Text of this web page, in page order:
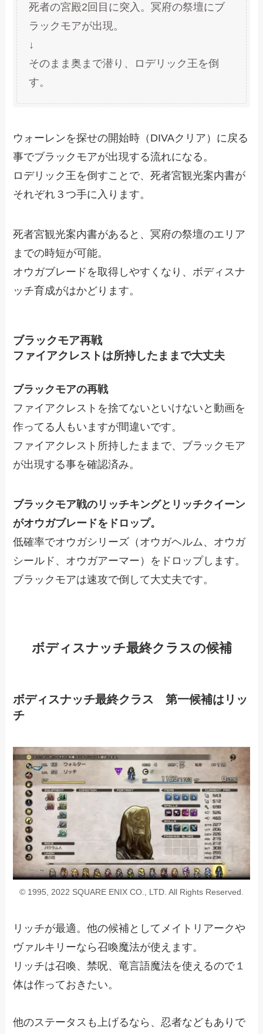
死者の宮殿2回目に突入。冥府の祭壇にブ
ラックモアが出現。
↓
そのまま奥まで潜り、ロデリック王を倒
す。
ウォーレンを探せの開始時（DIVAクリア）に戻る
事でブラックモアが出現する流れになる。
ロデリック王を倒すことで、死者宮観光案内書が
それぞれ３つ手に入ります。
死者宮観光案内書があると、冥府の祭壇のエリア
までの時短が可能。
オウガブレードを取得しやすくなり、ボディスナ
ッチ育成がはかどります。
ブラックモア再戦
ファイアクレストは所持したままで大丈夫
ブラックモアの再戦
ファイアクレストを捨てないといけないと動画を
作ってる人もいますが間違いです。
ファイアクレスト所持したままで、ブラックモア
が出現する事を確認済み。
ブラックモア戦のリッチキングとリッチクイーン
がオウガブレードをドロップ。
低確率でオウガシリーズ（オウガヘルム、オウガ
シールド、オウガアーマー）をドロップします。
ブラックモアは速攻で倒して大丈夫です。
ボディスナッチ最終クラスの候補
ボディスナッチ最終クラス 第一候補はリッ
チ
© 1995, 2022 SQUARE ENIX CO., LTD. All Rights Reserved.
リッチが最適。他の候補としてメイトリアークや
ヴァルキリーなら召喚魔法が使えます。
リッチは召喚、禁呪、竜言語魔法を使えるので１
体は作っておきたい。
他のステータスも上げるなら、忍者などもありで